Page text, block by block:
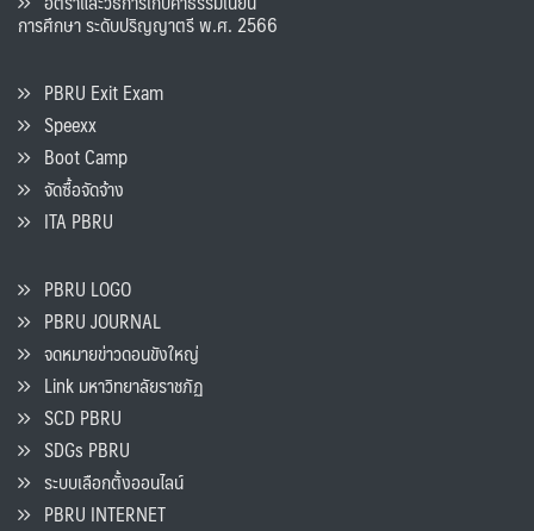
การศึกษา ระดับปริญญาตรี พ.ศ. 2566
PBRU Exit Exam
Speexx
Boot Camp
จัดซื้อจัดจ้าง
ITA PBRU
PBRU LOGO
PBRU JOURNAL
จดหมายข่าวดอนขังใหญ่
Link มหาวิทยาลัยราชภัฏ
SCD PBRU
SDGs PBRU
ระบบเลือกตั้งออนไลน์
PBRU INTERNET